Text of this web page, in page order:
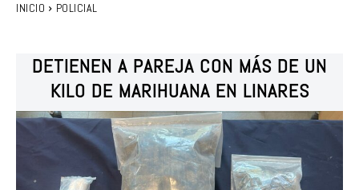
INICIO POLICIAL
DETIENEN A PAREJA CON MÁS DE UN
KILO DE MARIHUANA EN LINARES